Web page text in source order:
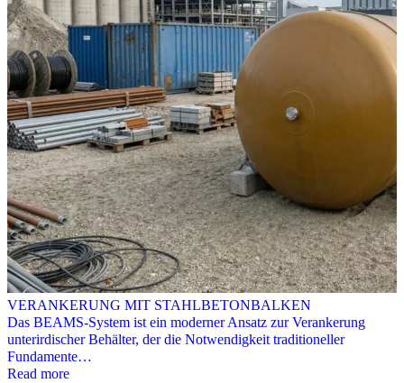
VERANKERUNG MIT STAHLBETONBALKEN
Das BEAMS-System ist ein moderner Ansatz zur Verankerung
unterirdischer Behälter, der die Notwendigkeit traditioneller
Fundamente…
Read more